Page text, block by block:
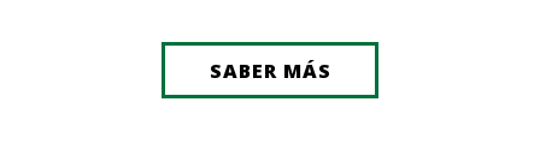
SABER MÁS